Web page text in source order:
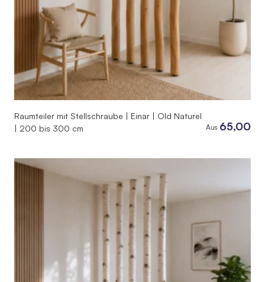
Raumteiler mit Stellschraube | Einar | Old Naturel
| 200 bis 300 cm
Aus 65,00